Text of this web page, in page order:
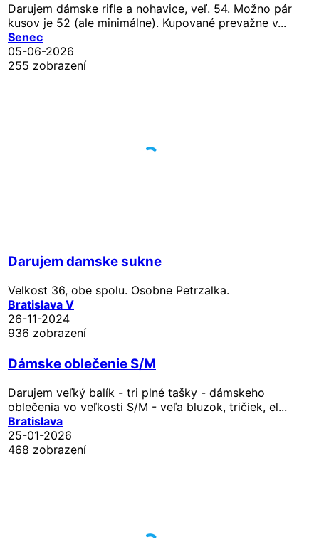
Darujem dámske rifle a nohavice, veľ. 54. Možno pár
kusov je 52 (ale minimálne). Kupované prevažne v...
Senec
05-06-2026
255 zobrazení
Darujem damske sukne
Velkost 36, obe spolu. Osobne Petrzalka.
Bratislava V
26-11-2024
936 zobrazení
Dámske oblečenie S/M
Darujem veľký balík - tri plné tašky - dámskeho
oblečenia vo veľkosti S/M - veľa bluzok, tričiek, el...
Bratislava
25-01-2026
468 zobrazení